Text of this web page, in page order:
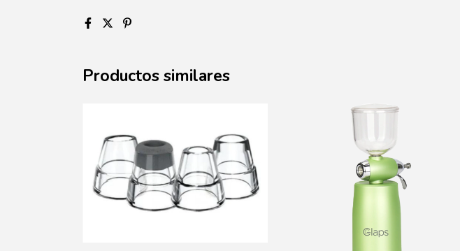
Productos similares